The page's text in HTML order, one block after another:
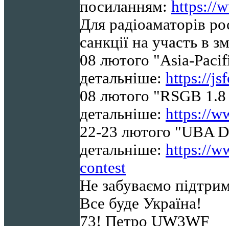
посиланням: https://
Для радіоаматорів
санкції на участь в
08 лютого "Asia-
детальніше: https://
08 лютого "RSGB
детальніше: https://
22-23 лютого "UBA
детальніше: https://
contest
Не забуваємо
Все буде Україна!
73! Петро UW3WF